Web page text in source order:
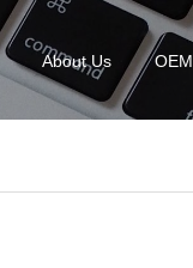
About Us OEM